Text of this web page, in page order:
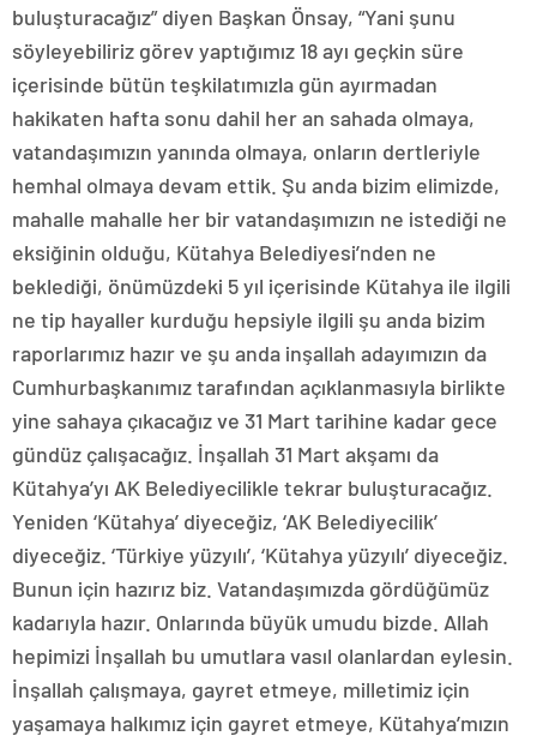
buluşturacağız” diyen Başkan Önsay, “Yani şunu
söyleyebiliriz görev yaptığımız 18 ayı geçkin süre
içerisinde bütün teşkilatımızla gün ayırmadan
hakikaten hafta sonu dahil her an sahada olmaya,
vatandaşımızın yanında olmaya, onların dertleriyle
hemhal olmaya devam ettik. Şu anda bizim elimizde,
mahalle mahalle her bir vatandaşımızın ne istediği ne
eksiğinin olduğu, Kütahya Belediyesi’nden ne
beklediği, önümüzdeki 5 yıl içerisinde Kütahya ile ilgili
ne tip hayaller kurduğu hepsiyle ilgili şu anda bizim
raporlarımız hazır ve şu anda inşallah adayımızın da
Cumhurbaşkanımız tarafından açıklanmasıyla birlikte
yine sahaya çıkacağız ve 31 Mart tarihine kadar gece
gündüz çalışacağız. İnşallah 31 Mart akşamı da
Kütahya’yı AK Belediyecilikle tekrar buluşturacağız.
Yeniden ‘Kütahya’ diyeceğiz, ‘AK Belediyecilik’
diyeceğiz. ‘Türkiye yüzyılı’, ‘Kütahya yüzyılı’ diyeceğiz.
Bunun için hazırız biz. Vatandaşımızda gördüğümüz
kadarıyla hazır. Onlarında büyük umudu bizde. Allah
hepimizi İnşallah bu umutlara vasıl olanlardan eylesin.
İnşallah çalışmaya, gayret etmeye, milletimiz için
yaşamaya halkımız için gayret etmeye, Kütahya’mızın